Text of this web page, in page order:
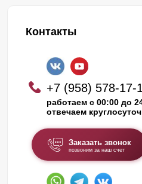
Контакты
+7 (958) 578-17-
работаем с 00:00 до
отвечаем
Заказать звонок
позвоним за наш счет